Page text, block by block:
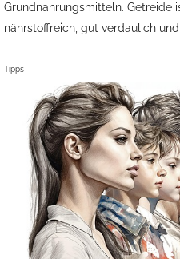
Grundnahrungsmitteln. Getreide
nährstoffreich, gut verdaulich
Tipps